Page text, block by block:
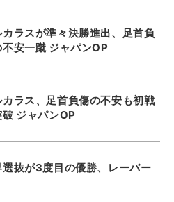
カラスが準々決勝進出、足首負
不安一蹴 ジャパンOP
カラス、足首負傷の不安も初戦
破 ジャパンOP
選抜が3度目の優勝、レーバー